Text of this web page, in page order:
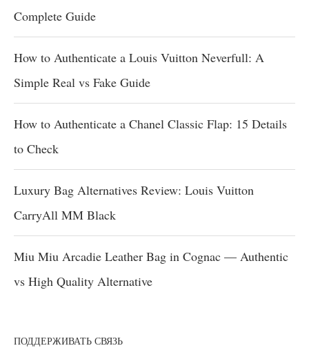
Complete Guide
How to Authenticate a Louis Vuitton Neverfull: A
Simple Real vs Fake Guide
How to Authenticate a Chanel Classic Flap: 15 Details
to Check
Luxury Bag Alternatives Review: Louis Vuitton
CarryAll MM Black
Miu Miu Arcadie Leather Bag in Cognac — Authentic
vs High Quality Alternative
ПОДДЕРЖИВАТЬ СВЯЗЬ